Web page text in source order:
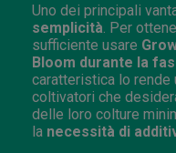
Uno dei principali
semplicità . Per
sufficiente usare
Bloom durante la
caratteristica lo rende
coltivatori che
delle loro colture
la necessità di